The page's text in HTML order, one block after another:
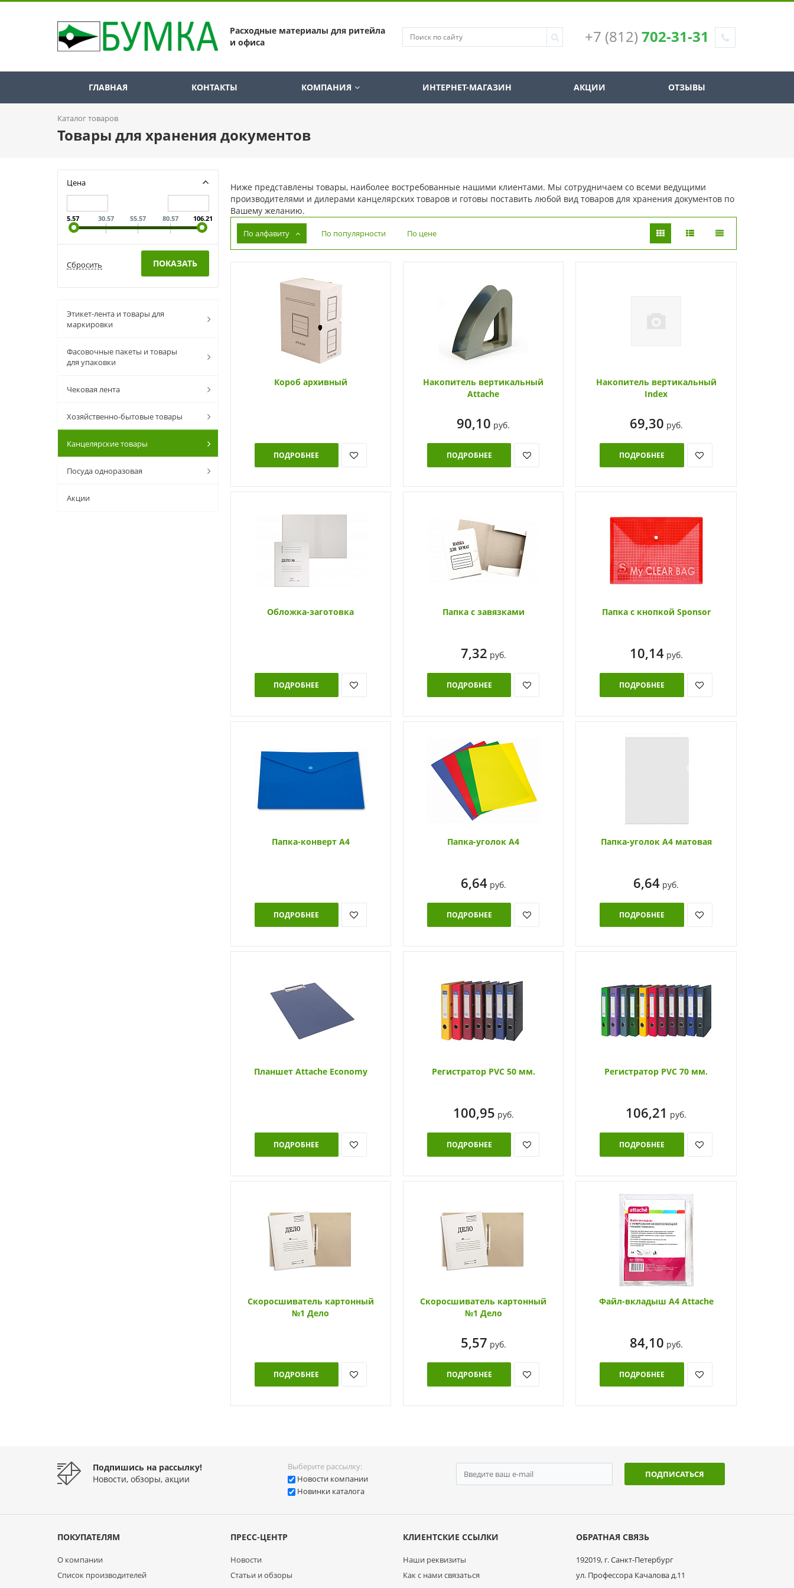
Расходные материалы для ритейла
и офиса
+7 (812) 702-31-31
ГЛАВНАЯ КОНТАКТЫ КОМПАНИЯ ИНТЕРНЕТ-МАГАЗИН АКЦИИ ОТЗЫВЫ
Каталог товаров
Товары для хранения документов
Цена
5.57 30.57 55.57 80.57 106.21
Этикет-лента и товары для
маркировки
Фасовочные пакеты и товары
для упаковки
Чековая лента
Хозяйственно-бытовые товары
Канцелярские товары
Посуда одноразовая
Акции
Ниже представлены товары, наиболее востребованные нашими клиентами. Мы сотрудничаем со всеми ведущими
производителями и дилерами канцелярских товаров и готовы поставить любой вид товаров для хранения документов по
Вашему желанию.
По алфавиту По популярности По цене
Короб архивный
ПОДРОБНЕЕ
Накопитель вертикальный
Attache
90,10 руб.
ПОДРОБНЕЕ
Накопитель вертикальный
Index
69,30 руб.
ПОДРОБНЕЕ
Обложка-заготовка
ПОДРОБНЕЕ
Папка с завязками
7,32 руб.
ПОДРОБНЕЕ
Папка с кнопкой Sponsor
10,14 руб.
ПОДРОБНЕЕ
Папка-конверт А4
ПОДРОБНЕЕ
Папка-уголок А4
6,64 руб.
ПОДРОБНЕЕ
Папка-уголок А4 матовая
6,64 руб.
ПОДРОБНЕЕ
Планшет Attache Economy
ПОДРОБНЕЕ
Регистратор PVC 50 мм.
100,95 руб.
ПОДРОБНЕЕ
Регистратор PVC 70 мм.
106,21 руб.
ПОДРОБНЕЕ
Скоросшиватель картонный
№1 Дело
ПОДРОБНЕЕ
Скоросшиватель картонный
№1 Дело
5,57 руб.
ПОДРОБНЕЕ
Файл-вкладыш А4 Attache
84,10 руб.
ПОДРОБНЕЕ
Подпишись на рассылку!
Новости, обзоры, акции
Выберите рассылку:
Новости компании
Новинки каталога
ПОДПИСАТЬСЯ
ПОКУПАТЕЛЯМ ПРЕСС-ЦЕНТР КЛИЕНТСКИЕ ССЫЛКИ ОБРАТНАЯ СВЯЗЬ
О компании
Список производителей
Новости
Статьи и обзоры
Наши реквизиты
Как с нами связаться
192019, г. Санкт-Петербург
ул. Профессора Качалова д.11